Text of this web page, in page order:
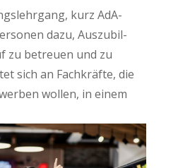
kurz AdA-
dazu, Aus­zu­bil­
zu betreu­en und zu
sich an Fach­kräf­te, die
wol­len, in einem